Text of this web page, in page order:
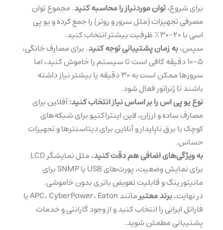
برای شروع،توان موردنیازرا محاسبه کنید. مجموع توان
مصرفی تجهیزات (مثل سرور و روتر) را جمع کرده و یو پی
اسی با 20-30٪ ظرفیت بیشتر انتخاب کنید.
سپس،بهزمان پشتیبانیتوجه کنید. برای مصارف خانگی،
5-10 دقیقه کافی است تا سیستم را خاموش کنید، اما
سرورها ممکن است به 30 دقیقه یا بیشتر نیاز داشته
باشند تا ژنراتور فعال شود.
نوع یو پی اسرا بر اساس نیاز انتخاب کنید:آفلاین برای
مصارف ساده و ارزان، لاین اینتراکتیو برای شبکه‌های
کوچک با برق ناپایدار و آنلاین برای دیتاسنترها و تجهیزات
حساس.
بهویژگی‌های اضافیهم دقت کنید
، مثل نمایشگر LCD
برای نمایش وضعیت، پورت‌های USB یا SNMP برای
مانیتورینگ و قابلیت تعویض باتری بدون خاموشی.
در نهایت،برند معتبر
مانند APC، CyberPower، Eaton یا
فاراتل ایرانی را انتخاب کنید و از وجود گارانتی و خدمات
پشتیبانی مطمئن شوید.